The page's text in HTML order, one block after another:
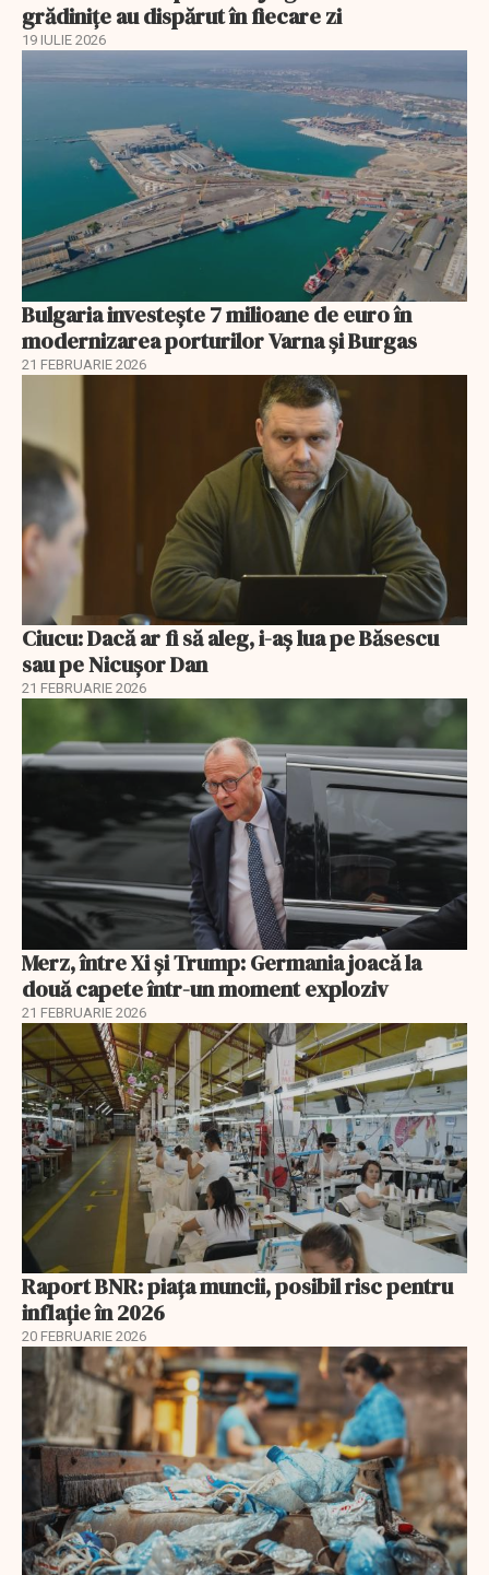
grădinițe au dispărut în fiecare zi
19 IULIE 2026
Bulgaria investește 7 milioane de euro în
modernizarea porturilor Varna și Burgas
21 FEBRUARIE 2026
Ciucu: Dacă ar fi să aleg, i-aș lua pe Băsescu
sau pe Nicușor Dan
21 FEBRUARIE 2026
Merz, între Xi și Trump: Germania joacă la
două capete într-un moment exploziv
21 FEBRUARIE 2026
Raport BNR: piața muncii, posibil risc pentru
inflație în 2026
20 FEBRUARIE 2026